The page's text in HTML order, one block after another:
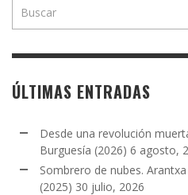
ÚLTIMAS ENTRADAS
Desde una revolución
Burguesía (2026) 6 agosto,
Sombrero de nubes.
(2025) 30 julio, 2026